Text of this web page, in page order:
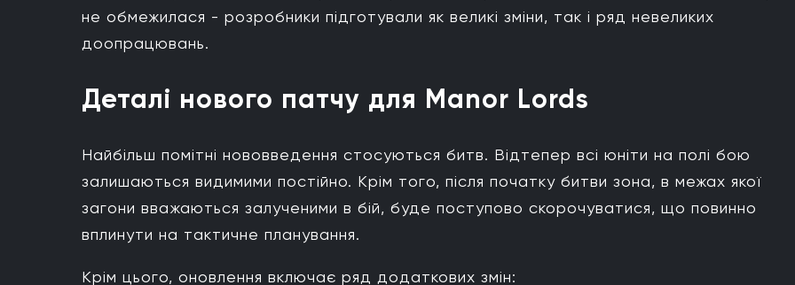
не обмежилася - розробники підготували як великі зміни, так і ряд невеликих
доопрацювань.
Деталі нового патчу для Manor Lords
Найбільш помітні нововведення стосуються битв. Відтепер всі юніти на полі бою
залишаються видимими постійно. Крім того, після початку битви зона, в межах якої
загони вважаються залученими в бій, буде поступово скорочуватися, що повинно
вплинути на тактичне планування.
Крім цього, оновлення включає ряд додаткових змін: